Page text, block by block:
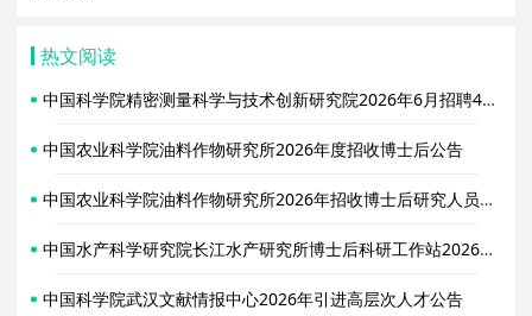
热文阅读
中国科学院精密测量科学与技术创新研究院2026年6月招聘46名研究组组长启事
中国农业科学院油料作物研究所2026年度招收博士后公告
中国农业科学院油料作物研究所2026年招收博士后研究人员公告
中国水产科学研究院长江水产研究所博士后科研工作站2026年度招收博士后研究人员公告
中国科学院武汉文献情报中心2026年引进高层次人才公告